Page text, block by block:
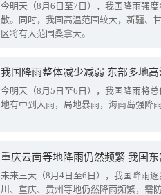
今明天（8月6日至7日），我国降雨强
散。同时，我国高温范围较大，新疆、
区将有大范围桑拿天。
我国降雨整体减少减弱 东部多地
今明天（8月5日至6日），我国降雨将
地有中到大雨，局地暴雨，海南岛强降
重庆云南等地降雨仍然频繁 我国
未来三天（8月4日至6日），我国降雨
川、重庆、贵州等地仍然降雨频繁，需